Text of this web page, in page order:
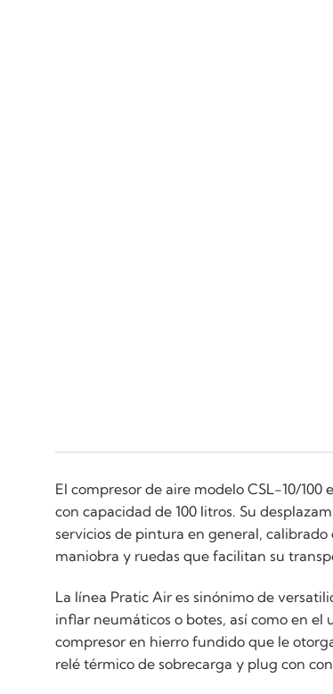
El compresor de aire modelo CSL-10/
con capacidad de 100 litros. Su
servicios de pintura en general,
maniobra y ruedas que facilitan su
La línea Pratic Air es sinónimo de
inflar neumáticos o botes, así como en
compresor en hierro fundido que le
relé térmico de sobrecarga y plug con